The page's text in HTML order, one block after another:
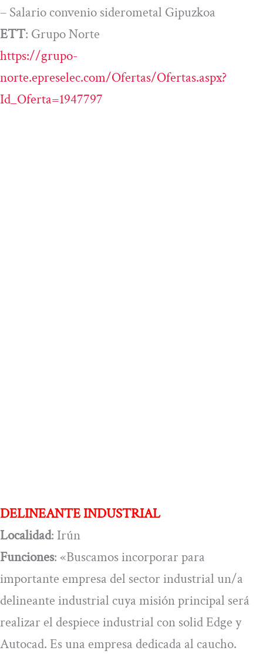
– Salario convenio siderometal Gipuzkoa
ETT: Grupo Norte
https://grupo-
norte.epreselec.com/Ofertas/Ofertas.aspx?
Id_Oferta=1947797
DELINEANTE INDUSTRIAL
Localidad: Irún
Funciones: «Buscamos incorporar para
importante empresa del sector industrial un/a
delineante industrial cuya misión principal será
realizar el despiece industrial con solid Edge y
Autocad. Es una empresa dedicada al caucho.